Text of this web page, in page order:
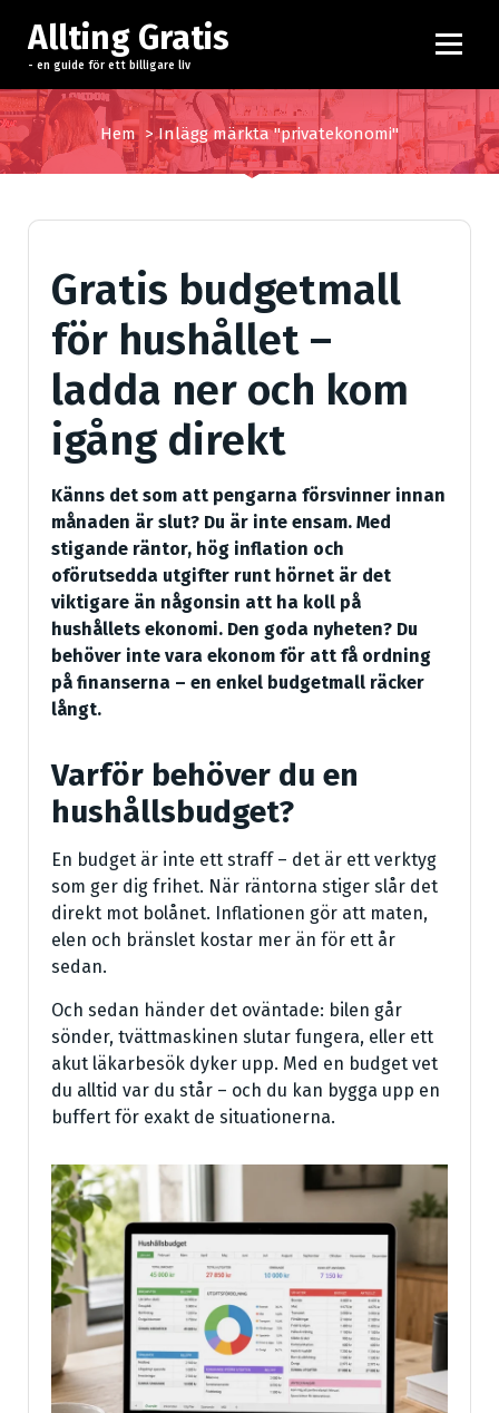
p
a
t
i
Allting Gratis
- en guide för ett billigare liv
Hem>Inlägg märkta "privatekonomi"
Gratis budgetmall
för hushållet –
ladda ner och kom
igång direkt
Känns det som att pengarna försvinner innan
månaden är slut? Du är inte ensam. Med
stigande räntor, hög inflation och
oförutsedda utgifter runt hörnet är det
viktigare än någonsin att ha koll på
hushållets ekonomi. Den goda nyheten? Du
behöver inte vara ekonom för att få ordning
på finanserna – en enkel budgetmall räcker
långt.
Varför behöver du en
hushållsbudget?
En budget är inte ett straff – det är ett verktyg
som ger dig frihet. När räntorna stiger slår det
direkt mot bolånet. Inflationen gör att maten,
elen och bränslet kostar mer än för ett år
sedan.
Och sedan händer det oväntade: bilen går
sönder, tvättmaskinen slutar fungera, eller ett
akut läkarbesök dyker upp. Med en budget vet
du alltid var du står – och du kan bygga upp en
buffert för exakt de situationerna.